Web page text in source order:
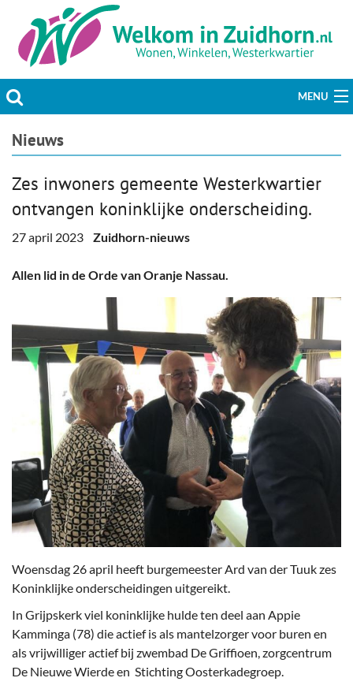
MENU
Actueel
Welzijn & Maatschappij
Bedrijven
Prikbord & Aanbiedingen
Plaats bericht
Nieuws
Zes inwoners gemeente Westerkwartier
ontvangen koninklijke onderscheiding.
27 april 2023 Zuidhorn-nieuws
Allen lid in de Orde van Oranje Nassau.
Woensdag 26 april heeft burgemeester Ard van der Tuuk zes
Koninklijke onderscheidingen uitgereikt.
In Grijpskerk viel koninklijke hulde ten deel aan Appie
Kamminga (78) die actief is als mantelzorger voor buren en
als vrijwilliger actief bij zwembad De Griffioen, zorgcentrum
De Nieuwe Wierde en Stichting Oosterkadegroep.